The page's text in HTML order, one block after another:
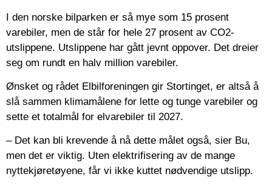
I den norske bilparken er så mye som 15 prosent
varebiler, men de står for hele 27 prosent av CO2-
utslippene. Utslippene har gått jevnt oppover. Det dreier
seg om rundt en halv million varebiler.
Ønsket og rådet Elbilforeningen gir Stortinget, er altså å
slå sammen klimamålene for lette og tunge varebiler og
sette et totalmål for elvarebiler til 2027.
– Det kan bli krevende å nå dette målet også, sier Bu,
men det er viktig. Uten elektrifisering av de mange
nyttekjøretøyene, får vi ikke kuttet nødvendige utslipp.